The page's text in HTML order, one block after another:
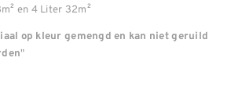
en 4 Liter 32m²
op kleur gemengd en kan niet geruild
"